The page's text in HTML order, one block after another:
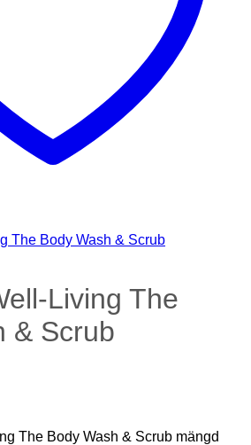
Living The
& Scrub
The Body Wash & Scrub mängd